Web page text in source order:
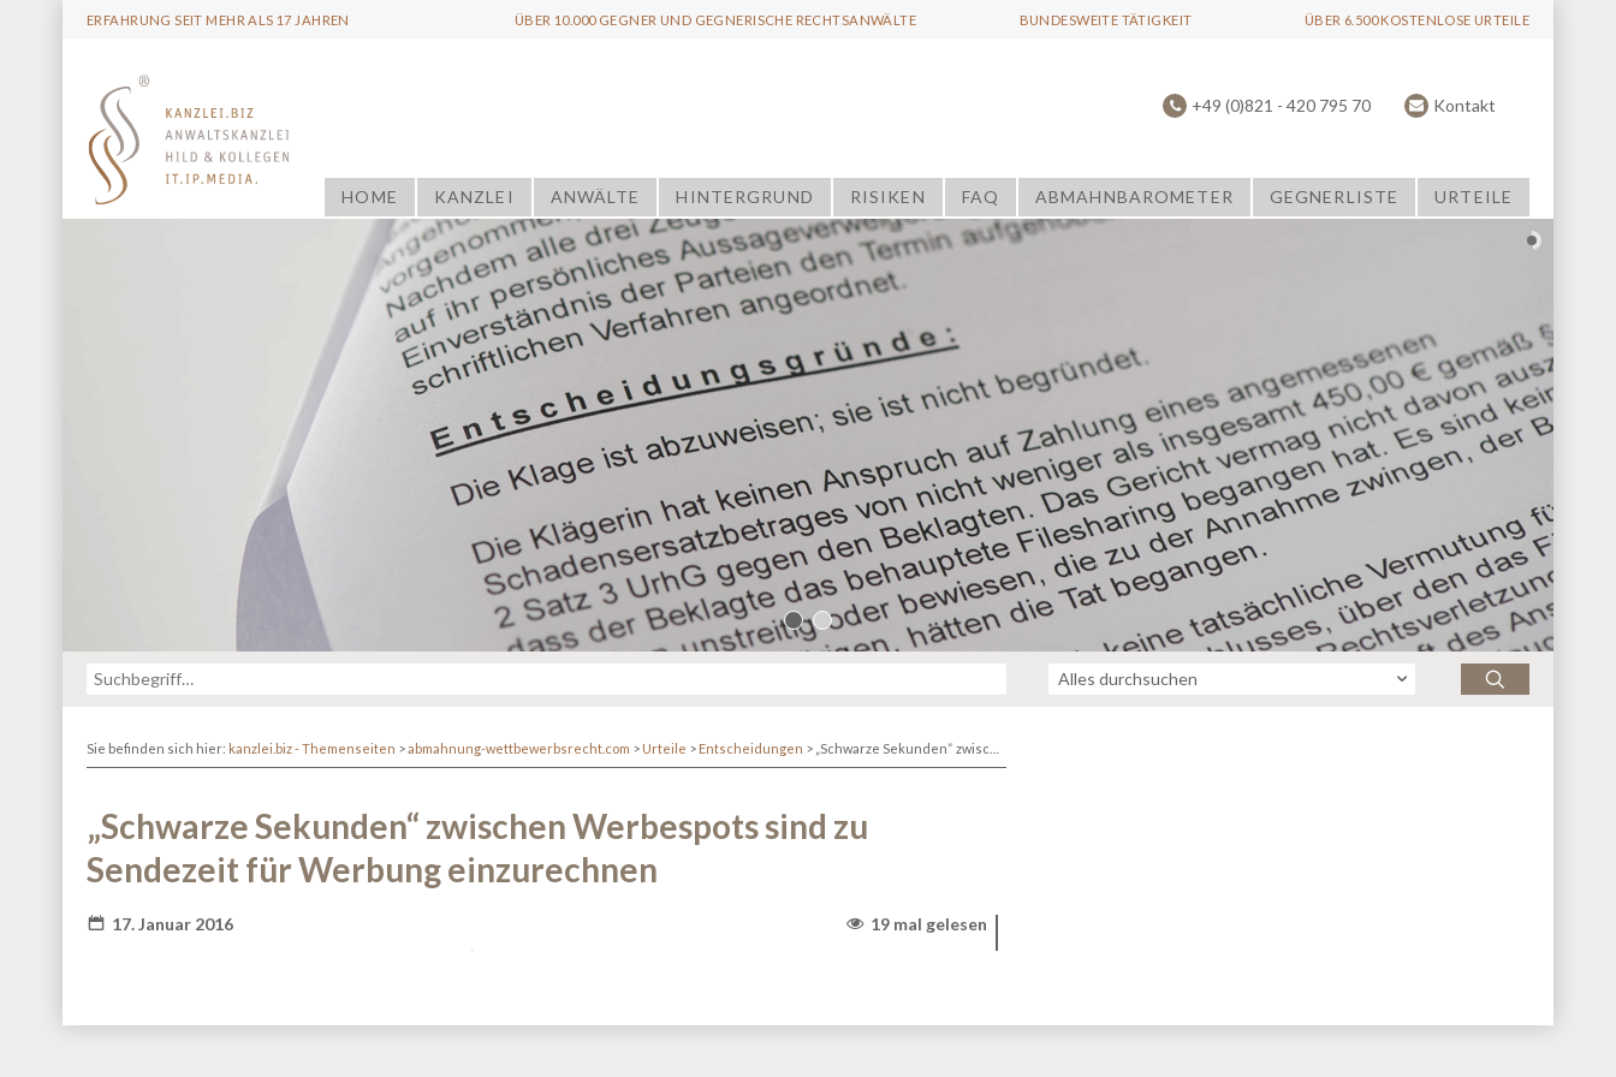
ERFAHRUNG SEIT MEHR ALS 17 JAHREN ÜBER 10.000 GEGNER UND GEGNERISCHE RECHTSANWÄLTE BUNDESWEITE TÄTIGKEIT ÜBER 6.500 KOSTENLOSE URTEILE
+49 (0)821 - 420 795 70 Kontakt
HOME KANZLEI ANWÄLTE HINTERGRUND RISIKEN FAQ ABMAHNBAROMETER GEGNERLISTE URTEILE
Sie befinden sich hier: kanzlei.biz - Themenseiten > abmahnung-wettbewerbsrecht.com > Urteile > Entscheidungen > „Schwarze Sekunden“ zwischen Werbespots sind zu Sendezeit für Werbung einzurechnen
„Schwarze Sekunden“ zwischen Werbespots sind zu
Sendezeit für Werbung einzurechnen
17. Januar 2016
19 mal gelesen
: Redefinition of parameter $_ in